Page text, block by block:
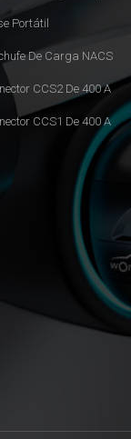
Portátil
De Carga NACS
CCS2 De 400 A
CCS1 De 400 A